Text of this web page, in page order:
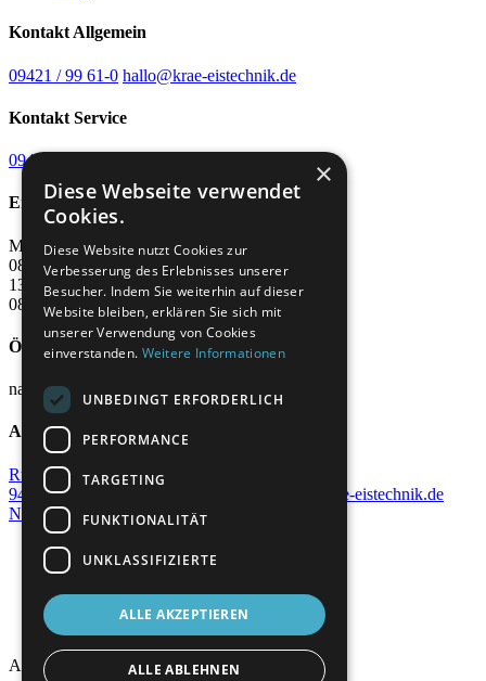
Kontakt Allgemein
09421 / 99 61-0 hallo@krae-eistechnik.de
Kontakt Service
09421 / 99 61-61
Erreichbarkeit
MO - DO: FR:
08:00 - 12:00
13:00 - 17:00
08:00 - 16:00
Öffnungszeiten Showroom
nach Vereinbarung für den Standort Straubing
Adresse
Rückertstr. 39a
94315 Straubing
straubing@krae-eistechnik.de
Navigation überspringen
Impressum
Datenschutz
AGB Krä Eistechnik Süd-West GmbH
Alois Krä GmbH © 2026
×
Diese Webseite verwendet
Cookies.
Diese Website nutzt Cookies zur
Verbesserung des Erlebnisses unserer
Besucher. Indem Sie weiterhin auf dieser
Website bleiben, erklären Sie sich mit
unserer Verwendung von Cookies
einverstanden. Weitere Informationen
UNBEDINGT ERFORDERLICH
PERFORMANCE
TARGETING
FUNKTIONALITÄT
UNKLASSIFIZIERTE
ALLE AKZEPTIEREN
ALLE ABLEHNEN